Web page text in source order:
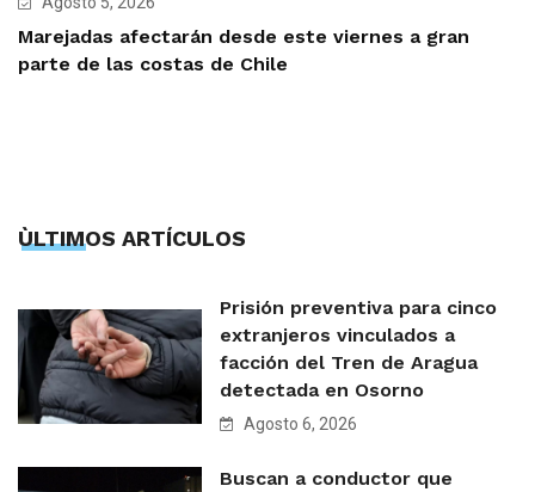
Marejadas afectarán desde este viernes a gran
parte de las costas de Chile
ÙLTIMOS ARTÍCULOS
Prisión preventiva para cinco
extranjeros vinculados a
facción del Tren de Aragua
detectada en Osorno
Agosto 6, 2026
Buscan a conductor que